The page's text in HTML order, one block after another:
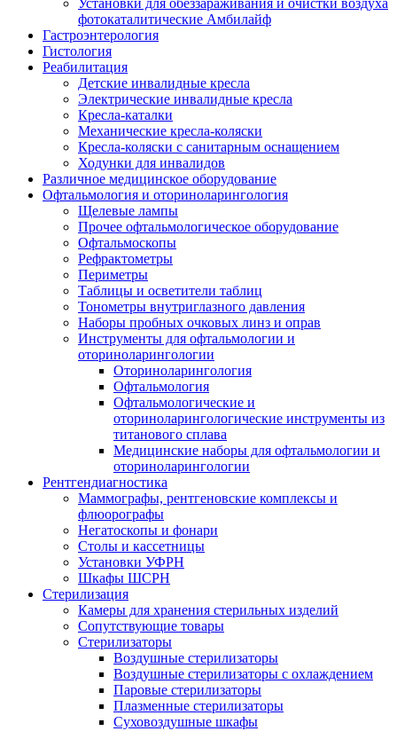
фотокаталитические Амбилайф
Гастроэнтерология
Гистология
Реабилитация
Детские инвалидные кресла
Электрические инвалидные кресла
Кресла-каталки
Механические кресла-коляски
Кресла-коляски с санитарным оснащением
Ходунки для инвалидов
Различное медицинское оборудование
Офтальмология и оториноларингология
Щелевые лампы
Прочее офтальмологическое оборудование
Офтальмоскопы
Рефрактометры
Периметры
Таблицы и осветители таблиц
Тонометры внутриглазного давления
Наборы пробных очковых линз и оправ
Инструменты для офтальмологии и
оториноларингологии
Оториноларингология
Офтальмология
Офтальмологические и
оториноларингологические инструменты из
титанового сплава
Медицинские наборы для офтальмологии и
оториноларингологии
Рентгендиагностика
Маммографы, рентгеновские комплексы и
флюорографы
Негатоскопы и фонари
Столы и кассетницы
Установки УФРН
Шкафы ШСРН
Стерилизация
Камеры для хранения стерильных изделий
Сопутствующие товары
Стерилизаторы
Воздушные стерилизаторы
Воздушные стерилизаторы с охлаждением
Паровые стерилизаторы
Плазменные стерилизаторы
Суховоздушные шкафы